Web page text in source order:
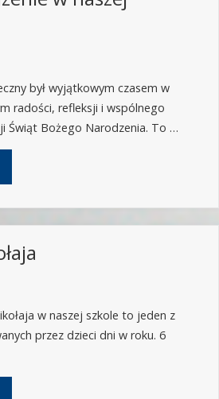
był wyjątkowym czasem w
radości, refleksji i wspólnego
Świąt Bożego Narodzenia. To …
w naszej szkole to jeden z
przez dzieci dni w roku. 6